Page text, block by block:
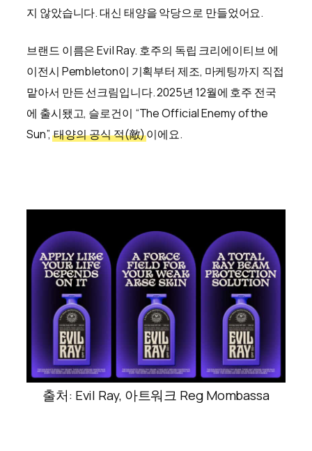
지 않았습니다. 대신 태양을 악당으로 만들었어요.
브랜드 이름은 Evil Ray. 호주의 독립 크리에이티브 에
이전시 Pembleton이 기획부터 제조, 마케팅까지 직접
맡아서 만든 선크림입니다. 2025년 12월에 호주 전국
에 출시됐고, 슬로건이 “The Official Enemy of the
Sun”,태양의 공식 적(敵)이에요.
출처: Evil Ray, 아트워크 Reg Mombassa